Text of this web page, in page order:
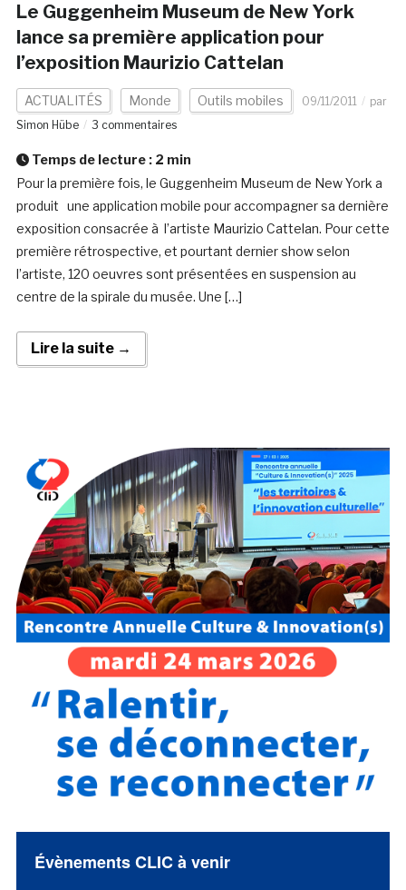
Le Guggenheim Museum de New York
lance sa première application pour
l’exposition Maurizio Cattelan
ACTUALITÉS Monde Outils mobiles 09/11/2011
par
Simon Hübe
3 commentaires
Temps de lecture : 2 min
Pour la première fois, le Guggenheim Museum de New York a
produit une application mobile pour accompagner sa dernière
exposition consacrée à l’artiste Maurizio Cattelan. Pour cette
première rétrospective, et pourtant dernier show selon
l’artiste, 120 oeuvres sont présentées en suspension au
centre de la spirale du musée. Une […]
Lire la suite →
Évènements CLIC à venir